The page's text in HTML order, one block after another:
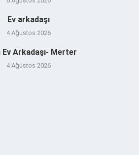
Ev arkadaşı
4 Ağustos 2026
Ev Arkadaşı- Merter
4 Ağustos 2026